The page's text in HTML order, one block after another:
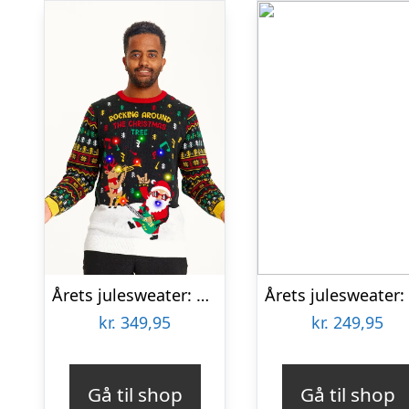
Årets julesweater: Rocking Around The Christmas Tree – herre / mænd. Ugly Christmas Sweater lavet i Danmark
kr. 349,95
Gå til shop
kr. 249,95
Gå til shop